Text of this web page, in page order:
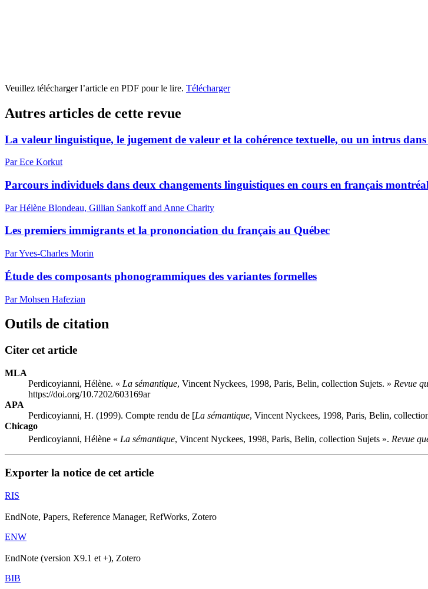
Veuillez télécharger l’article en PDF pour le lire. Télécharger
Autres articles de cette revue
La valeur linguistique, le jugement de valeur et la cohérence textuelle, ou un intrus dans
Par Ece Korkut
Parcours individuels dans deux changements linguistiques en cours en français
Par Hélène Blondeau, Gillian Sankoff and Anne Charity
Les premiers immigrants et la prononciation du français au Québec
Par Yves-Charles Morin
Étude des composants phonogrammiques des variantes formelles
Par Mohsen Hafezian
Outils de citation
Citer cet article
MLA
Perdicoyianni, Hélène. « La sémantique, Vincent Nyckees, 1998, Paris, Belin, collection Sujets. » Revue
https://doi.org/10.7202/603169ar
APA
Perdicoyianni, H. (1999). Compte rendu de [La sémantique, Vincent Nyckees, 1998, Paris, Belin,
Chicago
Perdicoyianni, Hélène « La sémantique, Vincent Nyckees, 1998, Paris, Belin, collection Sujets ». Revue
Exporter la notice de cet article
RIS
EndNote, Papers, Reference Manager, RefWorks, Zotero
ENW
EndNote (version X9.1 et +), Zotero
BIB